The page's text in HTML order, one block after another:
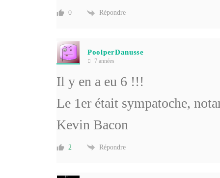
0 Répondre
PoolperDanusse
7 années
Il y en a eu 6 !!!
Le 1er était sympatoche,
Kevin Bacon
2 Répondre